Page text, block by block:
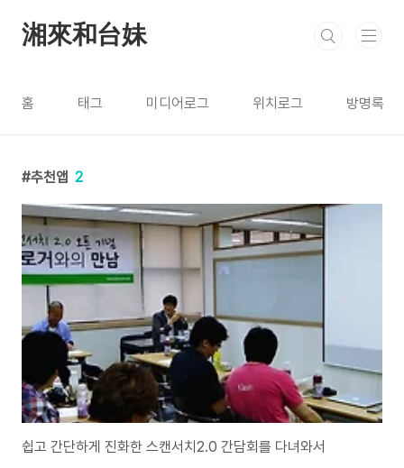
湘來和台妹
홈 태그 미디어로그 위치로그 방명록
추천앱 2
쉽고 간단하게 진화한 스캔서치2.0 간담회를 다녀와서